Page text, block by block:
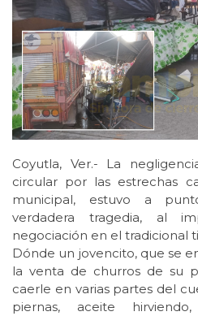
Coyutla, Ver.- La
circular por las estrechas
municipal, estuvo a
verdadera tragedia, al
negociación en el tradicional
Dónde un jovencito, que se
la venta de churros de su
caerle en varias partes del
piernas, aceite